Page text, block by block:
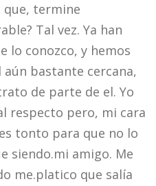
termine
Tal vez. Ya han
lo conozco, y hemos
bastante cercana,
de parte de el. Yo
respecto pero, mi cara
tonto para que no lo
siendo.mi amigo. Me
me.platico que salía